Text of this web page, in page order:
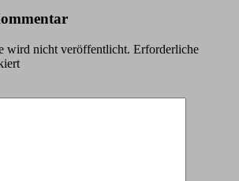
wird nicht veröffentlicht. Erforderliche